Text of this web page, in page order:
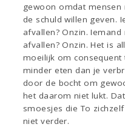
gewoon omdat mensen
de schuld willen geven.
afvallen? Onzin.
afvallen? Onzin. Het is
moeilijk om consequent
minder eten dan je
door de bocht om
het daarom niet lukt.
smoesjes die To
niet verder.